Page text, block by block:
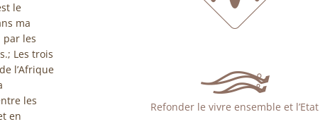
le
ma
par les
Les trois
l’Afrique
les
en
Refonder le vivre ensemble et l’Etat